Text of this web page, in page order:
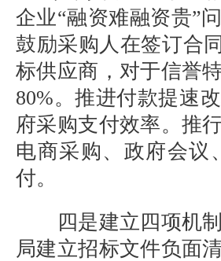
企业“融资难融资贵”
鼓励采购人在签订合
标供应商，对于信誉
80%。推进付款提速
府采购支付效率。推
电商采购、政府会议
付。
四是建立四项机
局建立招标文件负面